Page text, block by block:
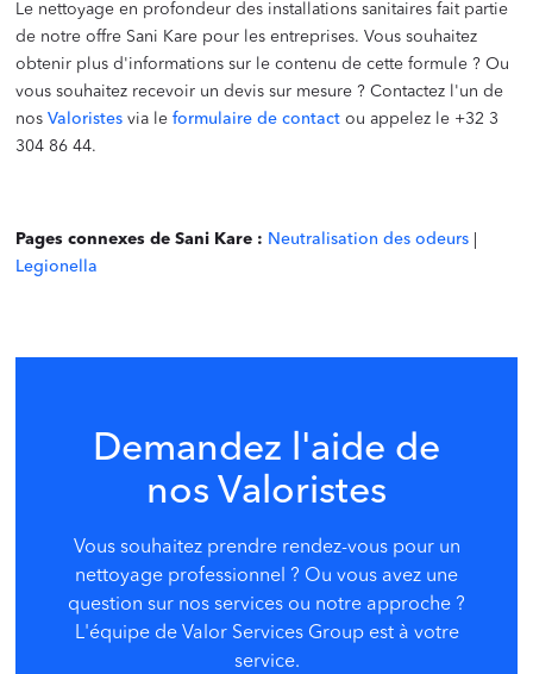
Le nettoyage en profondeur des installations sanitaires fait partie
de notre offre Sani Kare pour les entreprises. Vous souhaitez
obtenir plus d'informations sur le contenu de cette formule ? Ou
vous souhaitez recevoir un devis sur mesure ? Contactez l'un de
nos Valoristes via leformulaire de contact ou appelez le +32 3
304 86 44.
Pages connexes de Sani Kare : Neutralisation des odeurs
Legionella
Demandez l'aide de
nos Valoristes
Vous souhaitez prendre rendez-vous pour un
nettoyage professionnel ? Ou vous avez une
question sur nos services ou notre approche ?
L'équipe de Valor Services Group est à votre
service.